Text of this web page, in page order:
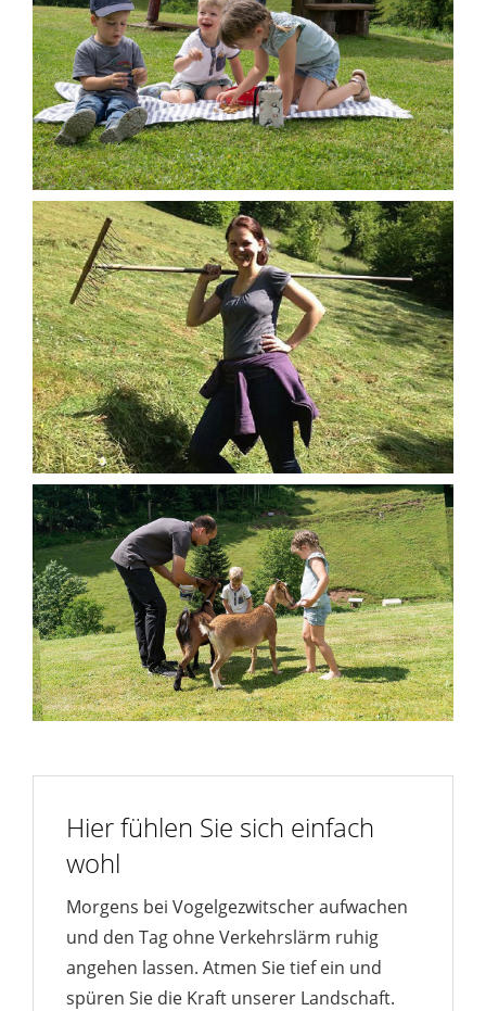
Hier fühlen Sie sich einfach
wohl
Morgens bei Vogelgezwitscher aufwachen
und den Tag ohne Verkehrslärm ruhig
angehen lassen. Atmen Sie tief ein und
spüren Sie die Kraft unserer Landschaft.